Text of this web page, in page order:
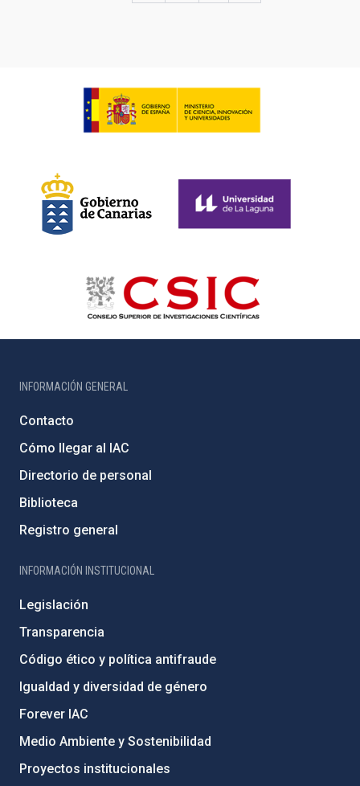
INFORMACIÓN GENERAL
Contacto
Cómo llegar al IAC
Directorio de personal
Biblioteca
Registro general
INFORMACIÓN INSTITUCIONAL
Legislación
Transparencia
Código ético y política antifraude
Igualdad y diversidad de género
Forever IAC
Medio Ambiente y Sostenibilidad
Proyectos institucionales